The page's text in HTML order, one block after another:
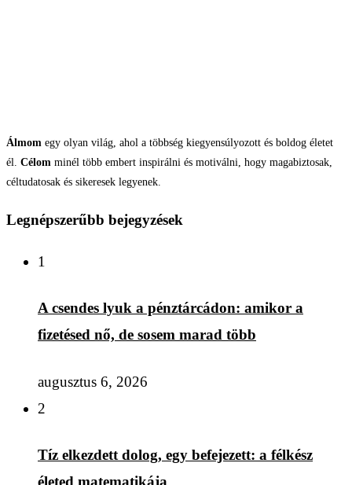
Álmom egy olyan világ, ahol a többség kiegyensúlyozott és boldog életet
él. Célom minél több embert inspirálni és motiválni, hogy magabiztosak,
céltudatosak és sikeresek legyenek.
Legnépszerűbb bejegyzések
1
A csendes lyuk a pénztárcádon: amikor a
fizetésed nő, de sosem marad több
augusztus 6, 2026
2
Tíz elkezdett dolog, egy befejezett: a félkész
életed matematikája